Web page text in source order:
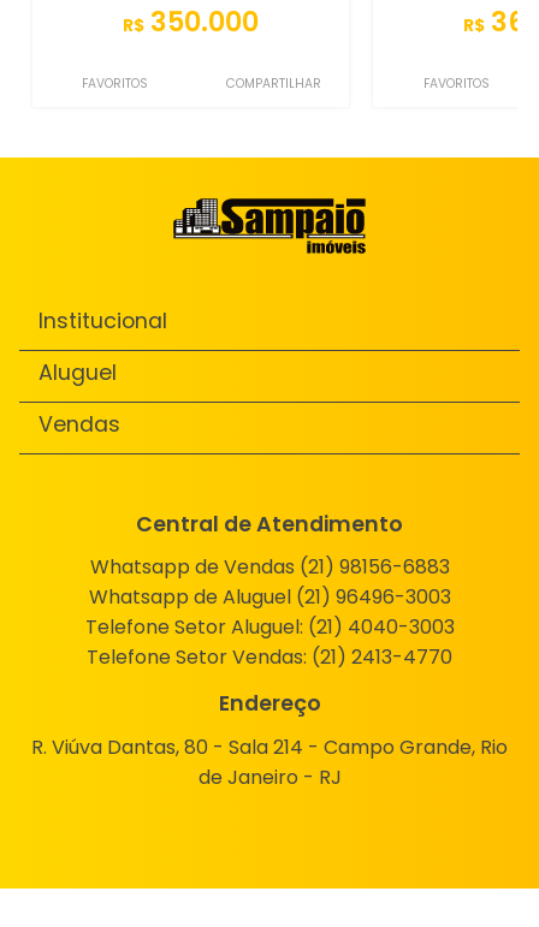
R$ 350.000
FAVORITOS COMPARTILHAR
R$
FAVORITOS
Institucional
Aluguel
Vendas
Central de Atendimento
Whatsapp de Vendas (21) 98156-6883
Whatsapp de Aluguel (21) 96496-3003
Telefone Setor Aluguel: (21) 4040-3003
Telefone Setor Vendas: (21) 2413-4770
Endereço
R. Viúva Dantas, 80 - Sala 214 - Campo Grande, Rio
de Janeiro - RJ